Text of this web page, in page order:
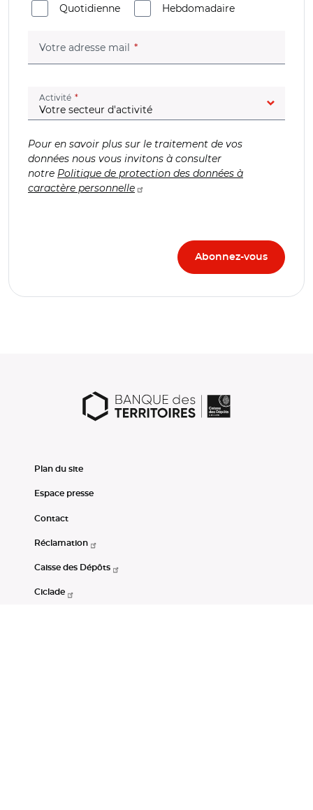
Quotidienne
Hebdomadaire
Votre adresse mail (champ obligatoire)
Activité (champ obligatoire)
Pour en savoir plus sur le traitement de vos
données nous vous invitons à consulter
notre Politique de protection des données à
caractère personnelle
Plan du site
Espace presse
Contact
Réclamation
Caisse des Dépôts
Ciclade